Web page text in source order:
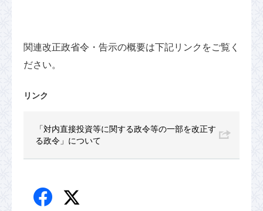
関連改正政省令・告示の概要は下記リンクをご覧く
ださい。
リンク
「対内直接投資等に関する政令等の一部を改正す
る政令」について